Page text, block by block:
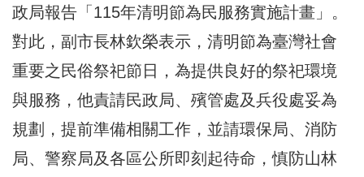
政局報告「115年清明節為民服務實施計畫」。
對此，副市長林欽榮表示，清明節為臺灣社會
重要之民俗祭祀節日，為提供良好的祭祀環境
與服務，他責請民政局、殯管處及兵役處妥為
規劃，提前準備相關工作，並請環保局、消防
局、警察局及各區公所即刻起待命，慎防山林